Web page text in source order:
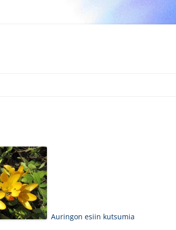
Auringon esiin kutsumia